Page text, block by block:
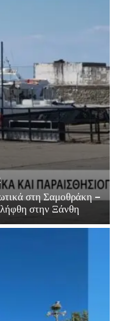
στη Σαμοθράκη –
στην Ξάνθη